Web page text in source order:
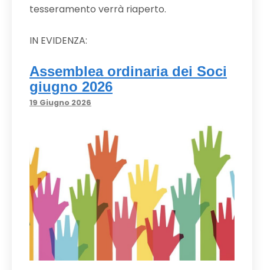
tesseramento verrà riaperto.
IN EVIDENZA:
Assemblea ordinaria dei Soci
giugno 2026
19 Giugno 2026